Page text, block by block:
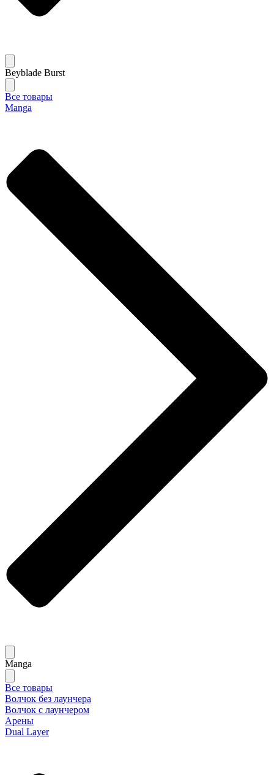
Beyblade Burst
Все товары
Manga
Manga
Все товары
Волчок без лаунчера
Волчок с лаунчером
Арены
Dual Layer